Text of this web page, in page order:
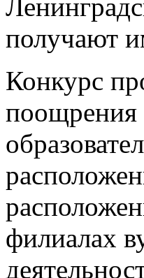
получают
Конкурс
поощрения
филиалах